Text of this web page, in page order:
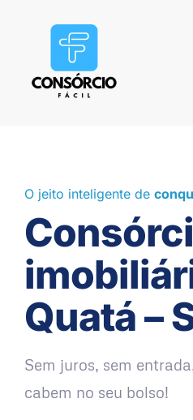
O jeito inteligente de
Quatá –
Sem juros, sem
cabem no seu bolso!